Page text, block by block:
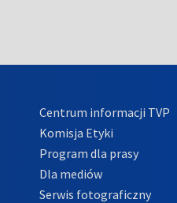
Centrum informacji TVP
Komisja Etyki
Program dla prasy
Dla mediów
Serwis fotograficzny